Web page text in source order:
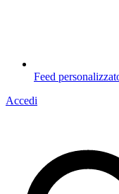
Feed
Accedi